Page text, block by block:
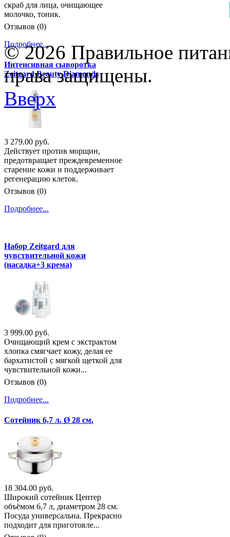
скраб для лица, очищающее
молочко, тоник.
Отзывов (0)
Подробнее...
Интенсивная сыворотка
Zeitgard Beauty Diamonds
3 279.00 руб.
Действует против морщин,
предотвращает преждевременное
старение кожи и поддерживает
регенерацию клеток.
Отзывов (0)
Подробнее...
Набор Zeitgard для
чувствительной кожи
(насадка+3 крема)
3 999.00 руб.
Очищающий крем с экстрактом
хлопка смягчает кожу, делая ее
бархатистой с мягкой щеткой для
чувствительной кожи...
Отзывов (0)
Подробнее...
Сотейник 6,7 л. Ø 28 см.
18 304.00 руб.
Широкий сотейник Цептер
объёмом 6,7 л, диаметром 28 см.
Посуда универсальна. Прекрасно
подходит для приготовле...
© 2026 Правильное
права защищены.
Вверх